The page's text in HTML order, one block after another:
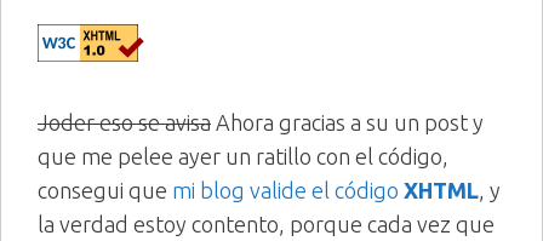
Joder eso se avisa Ahora gracias a su un post y
que me pelee ayer un ratillo con el código,
consegui que mi blog valide el código XHTML, y
la verdad estoy contento, porque cada vez que